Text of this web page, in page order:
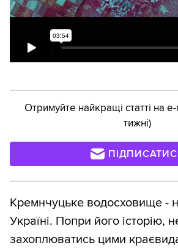
Отримуйте найкращі статті на
тижні)
Кремнчуцьке водосховище -
Україні. Попри його історію,
захоплюватись цими